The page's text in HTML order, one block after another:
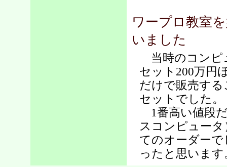
ワープロ教室
いました
当時のコンピ
セット200万円
だけで販売す
セットでした。
1番高い値段
スコンピュー
てのオーダー
ったと思います